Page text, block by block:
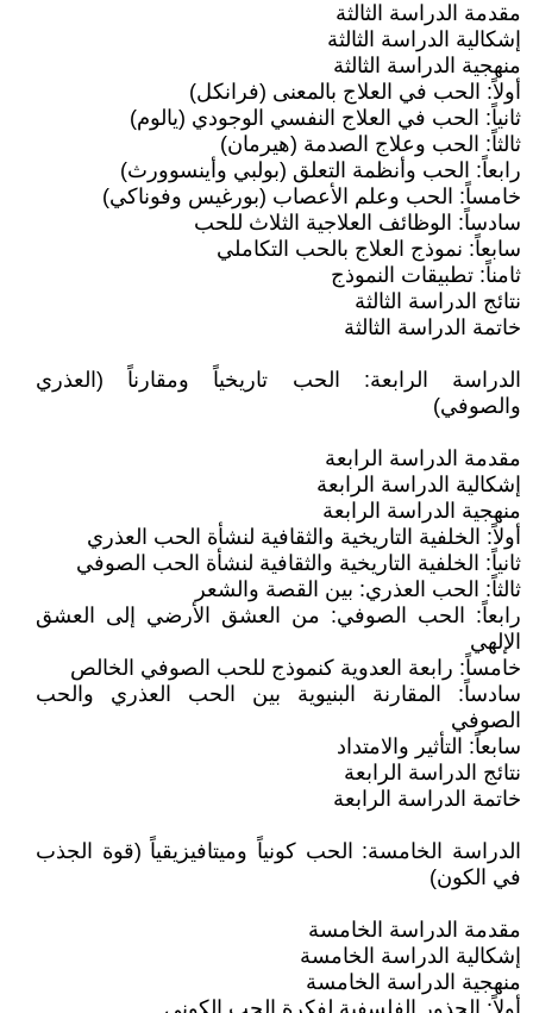
مقدمة الدراسة الثالثة
إشكالية الدراسة الثالثة
منهجية الدراسة الثالثة
أولاً: الحب في العلاج بالمعنى (فرانكل)
ثانياً: الحب في العلاج النفسي الوجودي (يالوم)
ثالثاً: الحب وعلاج الصدمة (هيرمان)
رابعاً: الحب وأنظمة التعلق (بولبي وأينسوورث)
خامساً: الحب وعلم الأعصاب (بورغيس وفوناكي)
سادساً: الوظائف العلاجية الثلاث للحب
سابعاً: نموذج العلاج بالحب التكاملي
ثامناً: تطبيقات النموذج
نتائج الدراسة الثالثة
خاتمة الدراسة الثالثة
الدراسة الرابعة: الحب تاريخياً ومقارناً (العذري
والصوفي)
مقدمة الدراسة الرابعة
إشكالية الدراسة الرابعة
منهجية الدراسة الرابعة
أولاً: الخلفية التاريخية والثقافية لنشأة الحب العذري
ثانياً: الخلفية التاريخية والثقافية لنشأة الحب الصوفي
ثالثاً: الحب العذري: بين القصة والشعر
رابعاً: الحب الصوفي: من العشق الأرضي إلى العشق
الإلهي
خامساً: رابعة العدوية كنموذج للحب الصوفي الخالص
سادساً: المقارنة البنيوية بين الحب العذري والحب
الصوفي
سابعاً: التأثير والامتداد
نتائج الدراسة الرابعة
خاتمة الدراسة الرابعة
الدراسة الخامسة: الحب كونياً وميتافيزيقياً (قوة الجذب
في الكون)
مقدمة الدراسة الخامسة
إشكالية الدراسة الخامسة
منهجية الدراسة الخامسة